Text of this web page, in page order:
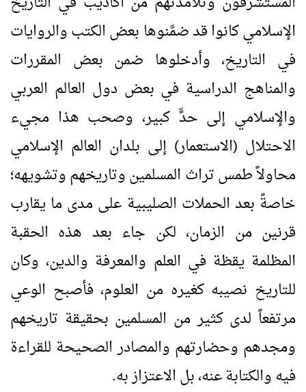
الإسلامي كانوا قد ضمَّنوها بعض الكتب والروايات
في التاريخ، وأدخلوها ضمن بعض المقررات
والمناهج الدراسية في بعض دول العالم العربي
والإسلامي إلى حدٍّ كبير، وصحب هذا مجيء
الاحتلال (الاستعمار) إلى بلدان العالم الإسلامي
محاولاً طمس تراث المسلمين وتاريخهم وتشويهه؛
خاصةً بعد الحملات الصليبية على مدى ما يقارب
قرنين من الزمان، لكن جاء بعد هذه الحقبة
المظلمة يقظة في العلم والمعرفة والدين، وكان
للتاريخ نصيبه كغيره من العلوم، فأصبح الوعي
مرتفعاً لدى كثير من المسلمين بحقيقة تاريخهم
ومجدهم وحضارتهم والمصادر الصحيحة للقراءة
فيه والكتابة عنه، بل الاعتزاز به.